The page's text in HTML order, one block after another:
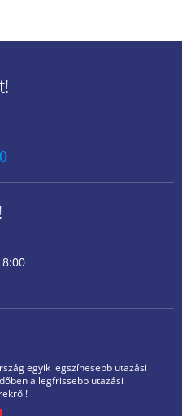
egyik legszínesebb utazási
a legfrissebb utazási